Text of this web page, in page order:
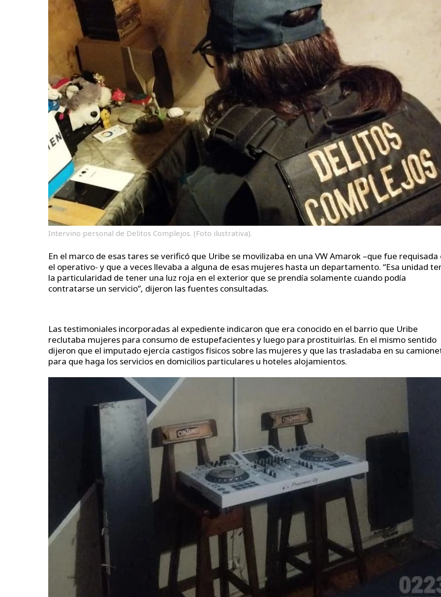
Intervino personal de Delitos Complejos. (Foto ilustrativa).
En el marco de esas tares se verificó que Uribe se movilizaba en una VW Amarok –que fue requisada
el operativo- y que a veces llevaba a alguna de esas mujeres hasta un departamento. “Esa unidad
la particularidad de tener una luz roja en el exterior que se prendía solamente cuando podía
contratarse un servicio”, dijeron las fuentes consultadas.
Las testimoniales incorporadas al expediente indicaron que era conocido en el barrio que Uribe
reclutaba mujeres para consumo de estupefacientes y luego para prostituirlas. En el mismo sentido
dijeron que el imputado ejercía castigos físicos sobre las mujeres y que las trasladaba en su
para que haga los servicios en domicilios particulares u hoteles alojamientos.